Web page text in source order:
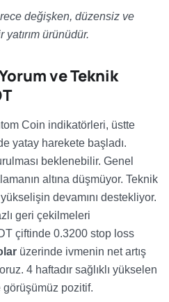
değişken, düzensiz ve
ürünüdür.
ve Teknik
Coin indikatörleri, üstte
yatay harekete başladı.
beklenebilir. Genel
altına düşmüyor. Teknik
devamını destekliyor.
geri çekilmeleri
çiftinde 0.3200 stop loss
üzerinde ivmenin net artış
4 haftadır sağlıklı yükselen
pozitif.